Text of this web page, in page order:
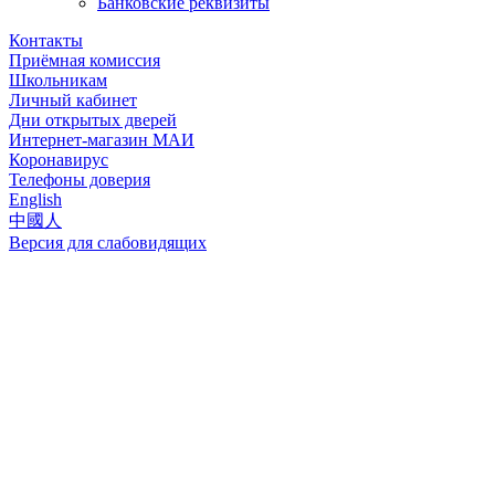
Контакты
Приёмная комиссия
Школьникам
Личный кабинет
Дни открытых дверей
Интернет-магазин МАИ
Коронавирус
Телефоны доверия
English
中國人
Версия для слабовидящих